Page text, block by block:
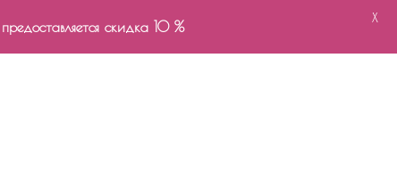
скидка 10 %
X